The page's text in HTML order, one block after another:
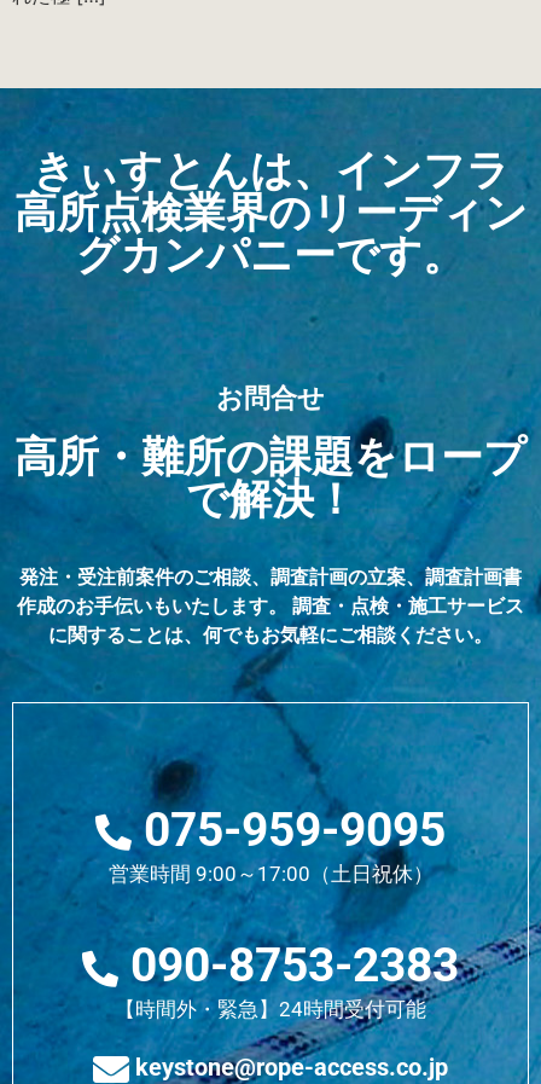
きぃすとんは、インフラ
高所点検業界のリーディン
グカンパニーです。
お問合せ
高所・難所の課題をロープ
で解決！
発注・受注前案件のご相談、調査計画の立案、調査計画書
作成のお手伝いもいたします。 調査・点検・施工サービス
に関することは、何でもお気軽にご相談ください。
075-959-9095
営業時間 9:00～17:00（土日祝休）
090-8753-2383
【時間外・緊急】24時間受付可能
keystone@rope-access.co.jp